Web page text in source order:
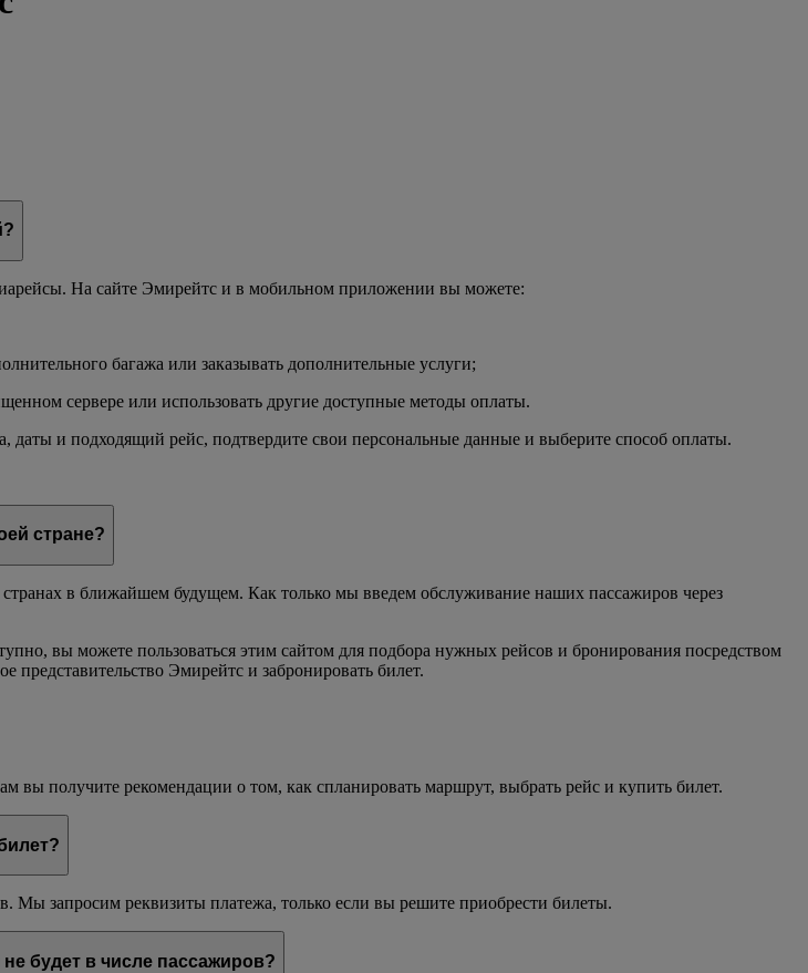
На сайте Эмирейтс и в мобильном приложении вы можете:
багажа или заказывать дополнительные услуги;
сервере или использовать другие доступные методы оплаты.
и подходящий рейс, подтвердите свои персональные данные и выберите способ оплаты.
стране?
в ближайшем будущем. Как только мы введем обслуживание наших пассажиров через
вы можете пользоваться этим сайтом для подбора нужных рейсов и бронирования посредством
представительство Эмирейтс и забронировать билет.
вы получите рекомендации о том, как спланировать маршрут, выбрать рейс и купить билет.
Мы запросим реквизиты платежа, только если вы решите приобрести билеты.
будет в числе пассажиров?